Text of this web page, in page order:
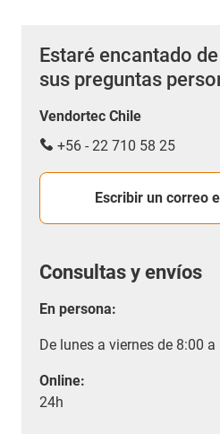
Estaré encantado
sus preguntas
Vendortec Chile
+56 - 22 710 58 25
Escribir un correo
Consultas y envíos
En persona:
De lunes a viernes de 8:00 a
Online:
24h